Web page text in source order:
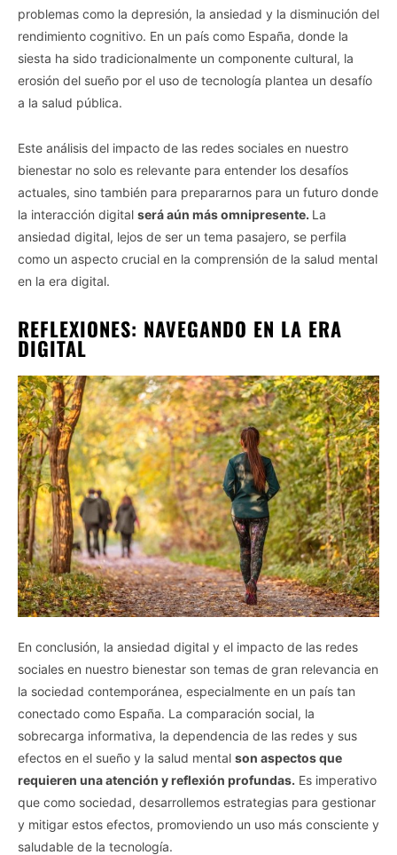
problemas como la depresión, la ansiedad y la disminución del
rendimiento cognitivo. En un país como España, donde la
siesta ha sido tradicionalmente un componente cultural, la
erosión del sueño por el uso de tecnología plantea un desafío
a la salud pública.
Este análisis del impacto de las redes sociales en nuestro
bienestar no solo es relevante para entender los desafíos
actuales, sino también para prepararnos para un futuro donde
la interacción digital será aún más omnipresente. La
ansiedad digital, lejos de ser un tema pasajero, se perfila
como un aspecto crucial en la comprensión de la salud mental
en la era digital.
REFLEXIONES: NAVEGANDO EN LA ERA
DIGITAL
En conclusión, la ansiedad digital y el impacto de las redes
sociales en nuestro bienestar son temas de gran relevancia en
la sociedad contemporánea, especialmente en un país tan
conectado como España. La comparación social, la
sobrecarga informativa, la dependencia de las redes y sus
efectos en el sueño y la salud mental son aspectos que
requieren una atención y reflexión profundas. Es imperativo
que como sociedad, desarrollemos estrategias para gestionar
y mitigar estos efectos, promoviendo un uso más consciente y
saludable de la tecnología.